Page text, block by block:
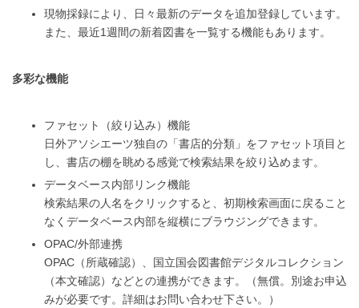
現物採録により、日々最新のデータを追加登録しています。
また、最近1週間の新着図書を一覧する機能もあります。
多彩な機能
ファセット（絞り込み）機能
日外アソシエーツ独自の「書店的分類」をファセット項目と
し、書店の棚を眺める感覚で検索結果を絞り込めます。
データベース内部リンク機能
検索結果の人名をクリックすると、初期検索画面に戻ること
なくデータベース内部を縦横にブラウジングできます。
OPAC/外部連携
OPAC（所蔵確認）、国立国会図書館デジタルコレクション
（本文確認）などとの連携ができます。（無償。別途お申込
みが必要です。詳細はお問い合わせ下さい。）